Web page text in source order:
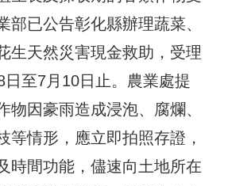
部已公告彰化縣辦理蔬菜、
生天然災害現金救助，受理
日至7月10日止。農業處提
物因豪雨造成浸泡、腐爛、
等情形，應立即拍照存證，
時間功能，儘速向土地所在